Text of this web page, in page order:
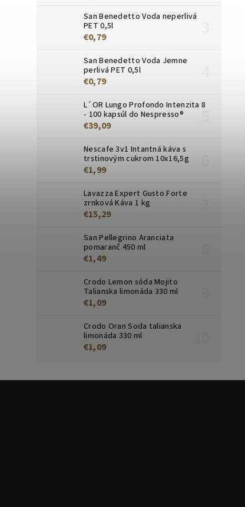
San Benedetto Voda neperlivá
PET 0,5l
€0,79
San Benedetto Voda Jemne
perlivá PET 0,5l
€0,79
L´OR Lungo Profondo Intenzita 8
- 100 kapsúl do Nespresso®
€39,09
Nescafe 3v1 Intantná káva s
trstinovým cukrom 10x16,5g
€1,99
Lavazza Expert Gusto Forte
zrnková Káva 1 kg
€15,29
San Pellegrino Aranciata
pomaranč 450 ml
€1,49
Crodo Lemon sóda Mojito
Talianska limonáda 330 ml
€1,09
Crodo Oran Soda talianska
limonáda 330 ml
€1,09